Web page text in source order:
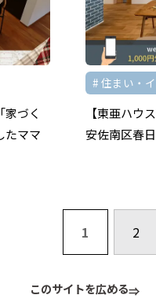
づく
たママ
住まい・
【東亜ハウ
安佐南区春
1 2
このサイトを広める